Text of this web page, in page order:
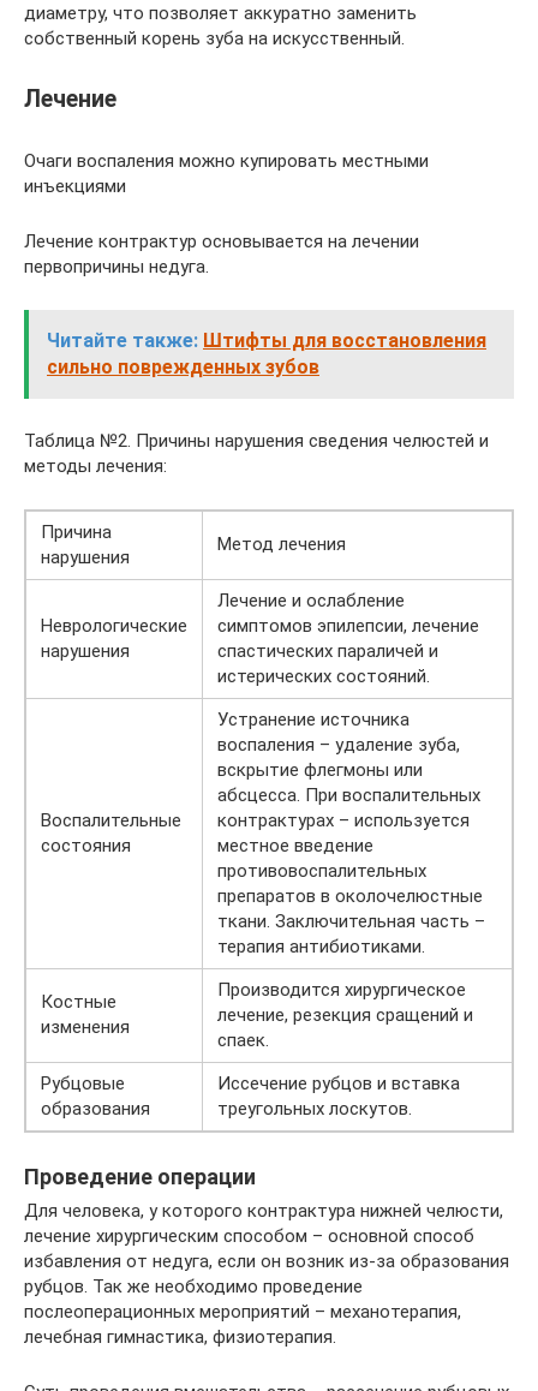
диаметру, что позволяет аккуратно заменить
собственный корень зуба на искусственный.
Лечение
Очаги воспаления можно купировать местными
инъекциями
Лечение контрактур основывается на лечении
первопричины недуга.
Читайте также: Штифты для восстановления
сильно поврежденных зубов
Таблица №2. Причины нарушения сведения челюстей и
методы лечения:
Причина
нарушения
Метод лечения
Неврологические
нарушения
Лечение и ослабление
симптомов эпилепсии, лечение
спастических параличей и
истерических состояний.
Воспалительные
состояния
Устранение источника
воспаления – удаление зуба,
вскрытие флегмоны или
абсцесса. При воспалительных
контрактурах – используется
местное введение
противовоспалительных
препаратов в околочелюстные
ткани. Заключительная часть –
терапия антибиотиками.
Костные
изменения
Производится хирургическое
лечение, резекция сращений и
спаек.
Рубцовые
образования
Иссечение рубцов и вставка
треугольных лоскутов.
Проведение операции
Для человека, у которого контрактура нижней челюсти,
лечение хирургическим способом – основной способ
избавления от недуга, если он возник из-за образования
рубцов. Так же необходимо проведение
послеоперационных мероприятий – механотерапия,
лечебная гимнастика, физиотерапия.